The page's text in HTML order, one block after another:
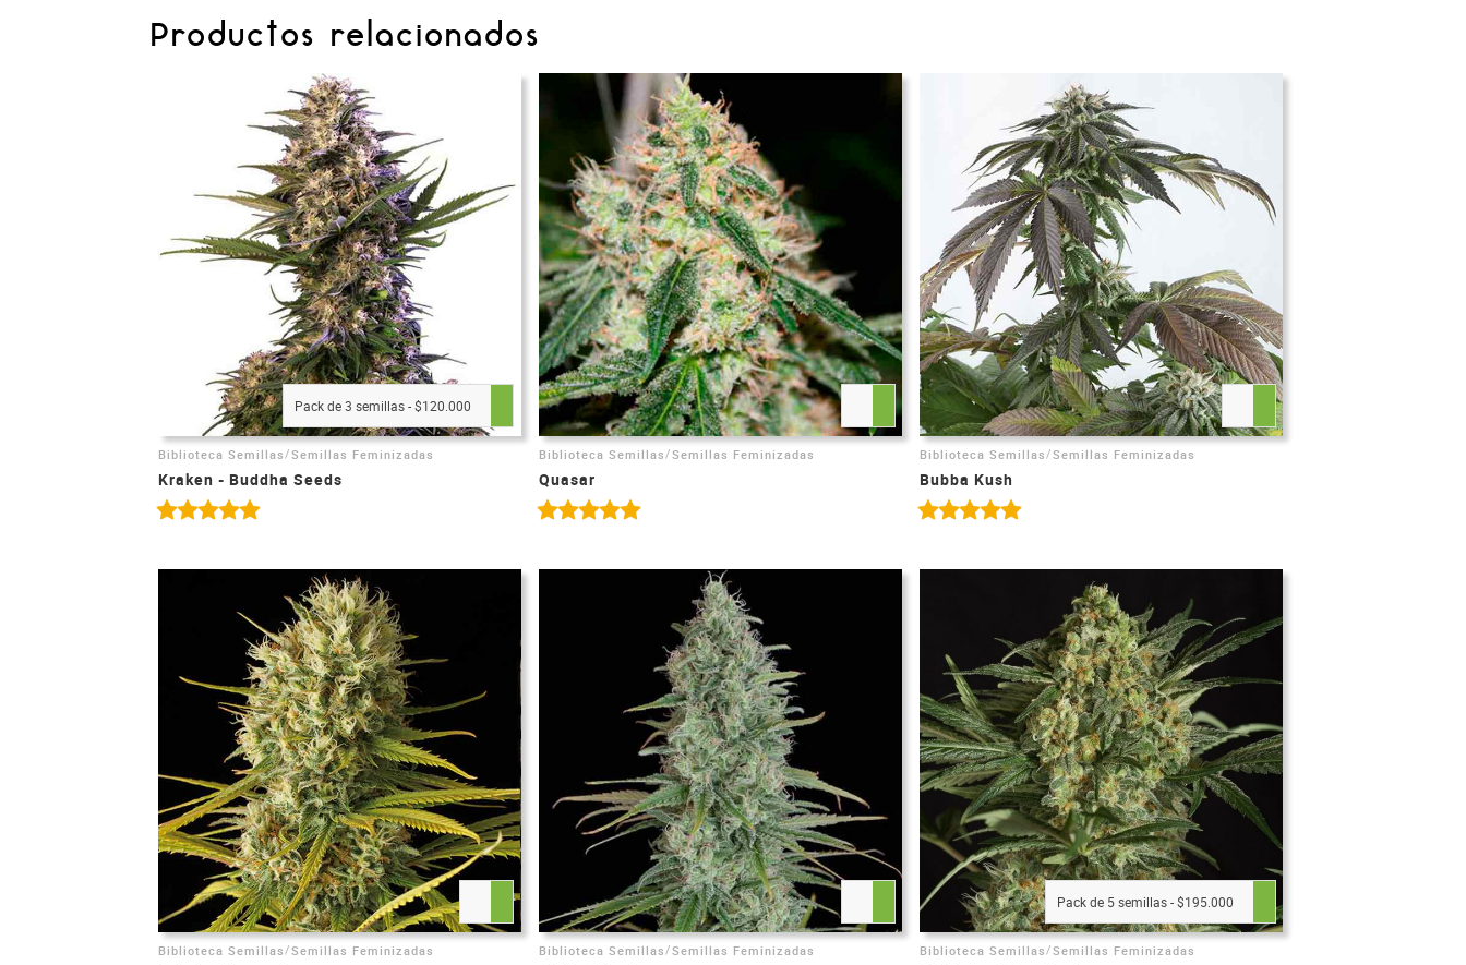
Productos relacionados
Pack de 3 semillas - $120.000
Biblioteca Semillas/Semillas Feminizadas
Kraken - Buddha Seeds
Biblioteca Semillas/Semillas Feminizadas
Quasar
Biblioteca Semillas/Semillas Feminizadas
Bubba Kush
Biblioteca Semillas/Semillas Feminizadas Biblioteca Semillas/Semillas Feminizadas
Pack de 5 semillas - $195.000
Biblioteca Semillas/Semillas Feminizadas